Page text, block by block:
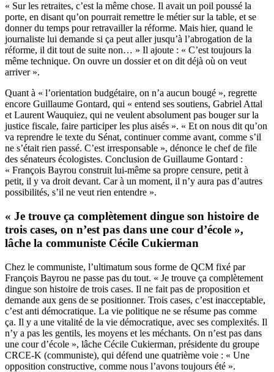
« Sur les retraites, c’est la même chose. Il avait un poil poussé la
porte, en disant qu’on pourrait remettre le métier sur la table, et se
donner du temps pour retravailler la réforme. Mais hier, quand le
journaliste lui demande si ça peut aller jusqu’à l’abrogation de la
réforme, il dit tout de suite non… » Il ajoute : « C’est toujours la
même technique. On ouvre un dossier et on dit déjà où on veut
arriver ».
Quant à « l’orientation budgétaire, on n’a aucun bougé », regrette
encore Guillaume Gontard, qui « entend ses soutiens, Gabriel Attal
et Laurent Wauquiez, qui ne veulent absolument pas bouger sur la
justice fiscale, faire participer les plus aisés ». « Et on nous dit qu’on
va reprendre le texte du Sénat, continuer comme avant, comme s’il
ne s’était rien passé. C’est irresponsable », dénonce le chef de file
des sénateurs écologistes. Conclusion de Guillaume Gontard :
« François Bayrou construit lui-même sa propre censure, petit à
petit, il y va droit devant. Car à un moment, il n’y aura pas d’autres
possibilités, s’il ne veut rien entendre ».
« Je trouve ça complètement dingue son histoire de
trois cases, on n’est pas dans une cour d’école »,
lâche la communiste Cécile Cukierman
Chez le communiste, l’ultimatum sous forme de QCM fixé par
François Bayrou ne passe pas du tout. « Je trouve ça complètement
dingue son histoire de trois cases. Il ne fait pas de proposition et
demande aux gens de se positionner. Trois cases, c’est inacceptable,
c’est anti démocratique. La vie politique ne se résume pas comme
ça. Il y a une vitalité de la vie démocratique, avec ses complexités. Il
n’y a pas les gentils, les moyens et les méchants. On n’est pas dans
une cour d’école », lâche Cécile Cukierman, présidente du groupe
CRCE-K (communiste), qui défend une quatrième voie : « Une
opposition constructive, comme nous l’avons toujours été ».